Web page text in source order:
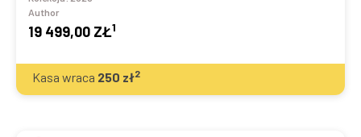
Author
19 499,00 ZŁ1
Kasa wraca 250 zł2